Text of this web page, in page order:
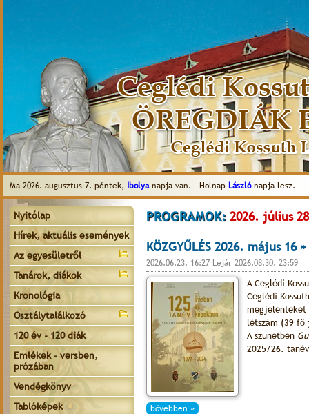
Ma 2026. augusztus 7. péntek, Ibolyanapja van. - Holnap Lászlónapja lesz.
Nyitólap
Hírek, aktuális események
Az egyesületről
Tanárok, diákok
Kronológia
Osztálytalálkozó
120 év - 120 diák
Emlékek - versben,
prózában
Vendégkönyv
Tablóképek
PROGRAMOK: 2026. július
KÖZGYŰLÉS 2026. május 16 »
2026.06.23. 16:27 Lejár 2026.08.30. 23:59
A Ceglédi
Ceglédi
megjelenteket
létszám (39 fő
A szünetben
2025/26.
bővebben »